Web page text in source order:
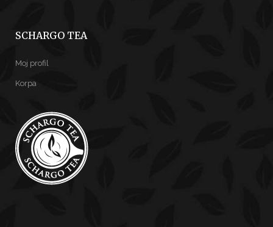
SCHARGO TEA
Moj profil
Korpa